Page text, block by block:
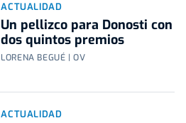
ACTUALIDAD
Un pellizco para Donosti con
dos quintos premios
LORENA BEGUÉ | OV
ACTUALIDAD